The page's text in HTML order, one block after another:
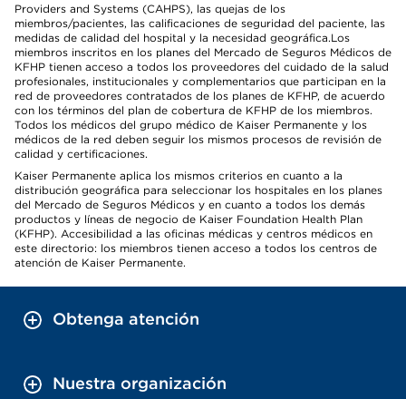
Providers and Systems (CAHPS), las quejas de los
miembros/pacientes, las calificaciones de seguridad del paciente, las
medidas de calidad del hospital y la necesidad geográfica.Los
miembros inscritos en los planes del Mercado de Seguros Médicos de
KFHP tienen acceso a todos los proveedores del cuidado de la salud
profesionales, institucionales y complementarios que participan en la
red de proveedores contratados de los planes de KFHP, de acuerdo
con los términos del plan de cobertura de KFHP de los miembros.
Todos los médicos del grupo médico de Kaiser Permanente y los
médicos de la red deben seguir los mismos procesos de revisión de
calidad y certificaciones.
Kaiser Permanente aplica los mismos criterios en cuanto a la
distribución geográfica para seleccionar los hospitales en los planes
del Mercado de Seguros Médicos y en cuanto a todos los demás
productos y líneas de negocio de Kaiser Foundation Health Plan
(KFHP). Accesibilidad a las oficinas médicas y centros médicos en
este directorio: los miembros tienen acceso a todos los centros de
atención de Kaiser Permanente.
Obtenga atención
Nuestra organización